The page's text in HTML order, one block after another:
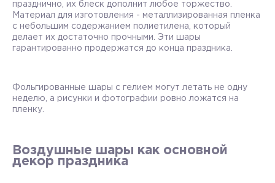
празднично, их блеск дополнит любое торжество.
Материал для изготовления - металлизированная пленка
с небольшим содержанием полиетилена, который
делает их достаточно прочными. Эти шары
гарантированно продержатся до конца праздника.
Фольгированные шары с гелием могут летать не одну
неделю, а рисунки и фотографии ровно ложатся на
пленку.
Воздушные шары как основной
декор праздника